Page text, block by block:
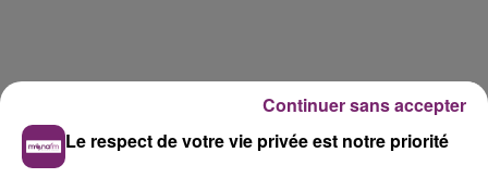
Le respect de votre vie privée est notre priorité
Continuer sans accepter